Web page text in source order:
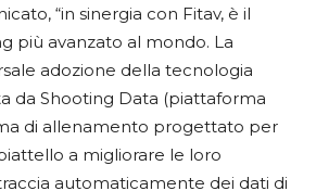
“in sinergia con Fitav, è il
più avanzato al mondo. La
adozione della tecnologia
da Shooting Data (piattaforma
di allenamento progettato per
a migliorare le loro
automaticamente dei dati di